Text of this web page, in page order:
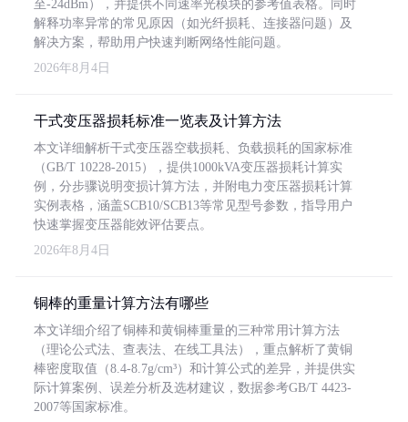
至-24dBm），并提供不同速率光模块的参考值表格。同时
解释功率异常的常见原因（如光纤损耗、连接器问题）及
解决方案，帮助用户快速判断网络性能问题。
2026年8月4日
干式变压器损耗标准一览表及计算方法
本文详细解析干式变压器空载损耗、负载损耗的国家标准
（GB/T 10228-2015），提供1000kVA变压器损耗计算实
例，分步骤说明变损计算方法，并附电力变压器损耗计算
实例表格，涵盖SCB10/SCB13等常见型号参数，指导用户
快速掌握变压器能效评估要点。
2026年8月4日
铜棒的重量计算方法有哪些
本文详细介绍了铜棒和黄铜棒重量的三种常用计算方法
（理论公式法、查表法、在线工具法），重点解析了黄铜
棒密度取值（8.4-8.7g/cm³）和计算公式的差异，并提供实
际计算案例、误差分析及选材建议，数据参考GB/T 4423-
2007等国家标准。